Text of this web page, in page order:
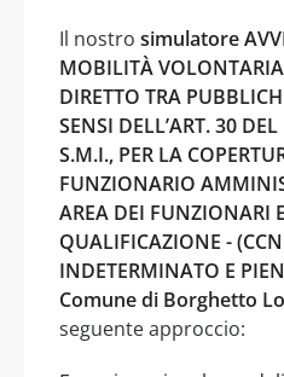
Il nostro simulatore
MOBILITÀ
DIRETTO TRA
SENSI DELL’ART. 30
S.M.I., PER LA
FUNZIONARIO
AREA DEI FUNZIONARI
QUALIFICAZIONE -
INDETERMINATO E
Comune di Borghetto
seguente approccio: